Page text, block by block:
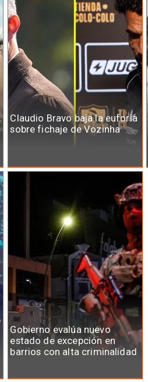
Claudio Bravo baja la euforia
sobre fichaje de Vozinha
Gobierno evalúa nuevo
estado de excepción en
barrios con alta criminalidad